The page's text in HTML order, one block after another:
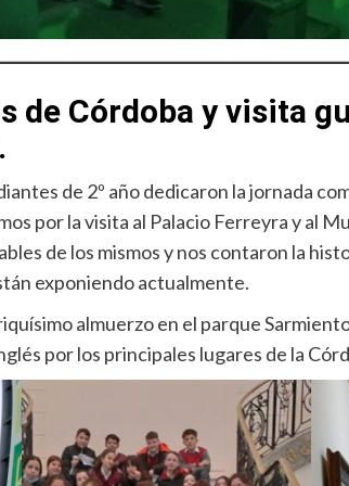
de Córdoba y visita
de 2º año dedicaron la jornada
por la visita al Palacio Ferreyra y al
de los mismos y nos contaron la
exponiendo actualmente.
almuerzo en el parque
por los principales lugares de la